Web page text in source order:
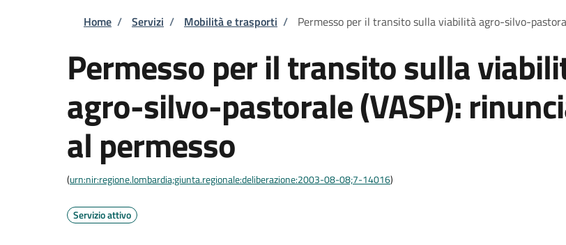
Briciole di pane
Home / Servizi / Mobilità e trasporti / Permesso per il transito sulla viabilità agro-silvo-
Permesso per il transito sulla
agro-silvo-pastorale (VASP):
al permesso
(urn:nir:regione.lombardia;giunta.regionale:deliberazione:2003-08-08;7-14016)
Servizio attivo